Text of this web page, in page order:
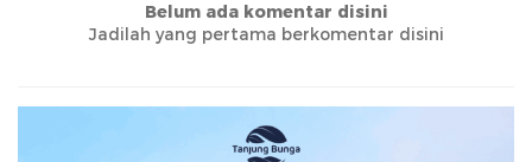
Belum ada komentar disini
Jadilah yang pertama berkomentar disini